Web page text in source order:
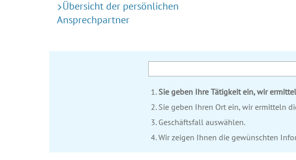
Übersicht der persönlichen
Ansprechpartner
Sie geben Ihre Tätigkeit ein, wir
Sie geben Ihren Ort ein, wir ermitteln
Geschäftsfall auswählen.
Wir zeigen Ihnen die gewünschten